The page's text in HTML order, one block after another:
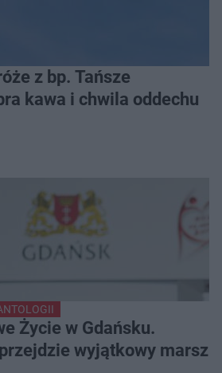
z bp. Tańsze
kawa i chwila oddechu
Życie w Gdańsku.
wyjątkowy marsz